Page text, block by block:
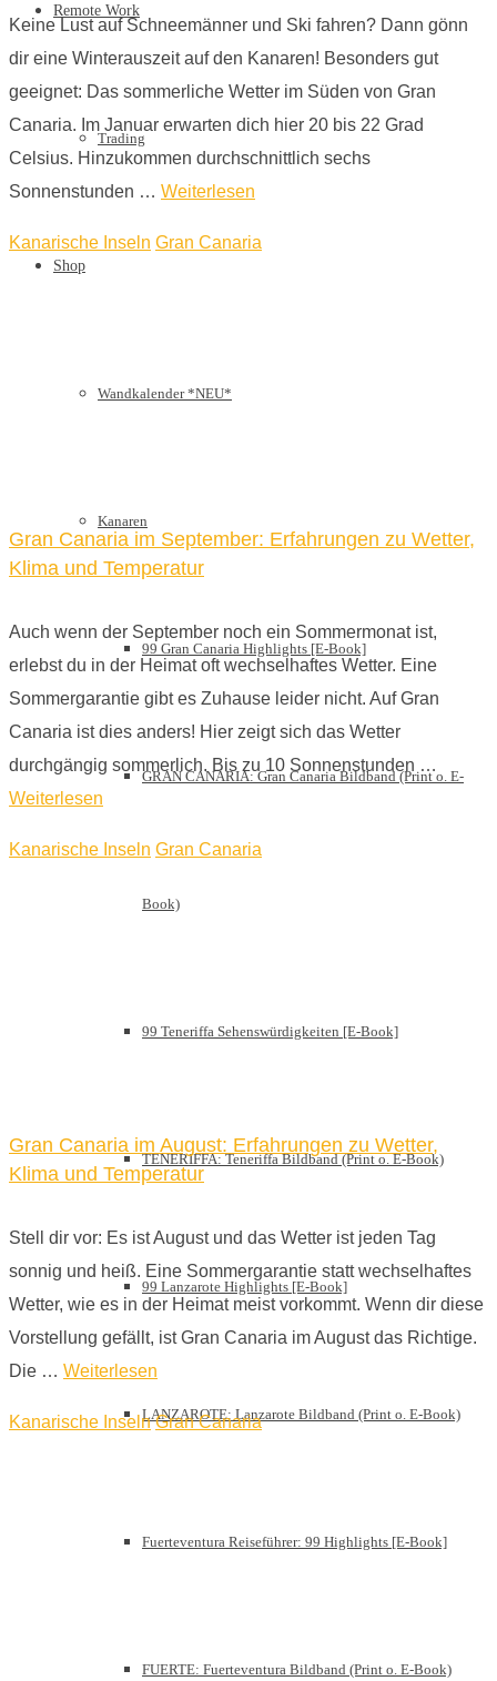
Remote Work
Trading
Shop
Wandkalender *NEU*
Kanaren
99 Gran Canaria Highlights [E-Book]
GRAN CANARIA: Gran Canaria Bildband (Print o. E-
Book)
99 Teneriffa Sehenswürdigkeiten [E-Book]
TENERIFFA: Teneriffa Bildband (Print o. E-Book)
99 Lanzarote Highlights [E-Book]
LANZAROTE: Lanzarote Bildband (Print o. E-Book)
Fuerteventura Reiseführer: 99 Highlights [E-Book]
FUERTE: Fuerteventura Bildband (Print o. E-Book)
Keine Lust auf Schneemänner und Ski fahren? Dann gönn
dir eine Winterauszeit auf den Kanaren! Besonders gut
geeignet: Das sommerliche Wetter im Süden von Gran
Canaria. Im Januar erwarten dich hier 20 bis 22 Grad
Celsius. Hinzukommen durchschnittlich sechs
Sonnenstunden … Weiterlesen
Kanarische Inseln Gran Canaria
Gran Canaria im September: Erfahrungen zu Wetter,
Klima und Temperatur
Auch wenn der September noch ein Sommermonat ist,
erlebst du in der Heimat oft wechselhaftes Wetter. Eine
Sommergarantie gibt es Zuhause leider nicht. Auf Gran
Canaria ist dies anders! Hier zeigt sich das Wetter
durchgängig sommerlich. Bis zu 10 Sonnenstunden …
Weiterlesen
Kanarische Inseln Gran Canaria
Gran Canaria im August: Erfahrungen zu Wetter,
Klima und Temperatur
Stell dir vor: Es ist August und das Wetter ist jeden Tag
sonnig und heiß. Eine Sommergarantie statt wechselhaftes
Wetter, wie es in der Heimat meist vorkommt. Wenn dir diese
Vorstellung gefällt, ist Gran Canaria im August das Richtige.
Die … Weiterlesen
Kanarische Inseln Gran Canaria